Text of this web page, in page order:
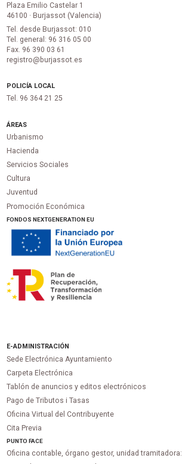
Plaza Emilio Castelar 1
46100 · Burjassot (Valencia)
Tel. desde Burjassot: 010
Tel. general: 96 316 05 00
Fax. 96 390 03 61
registro@burjassot.es
POLICÍA LOCAL
Tel. 96 364 21 25
ÁREAS
Urbanismo
Hacienda
Servicios Sociales
Cultura
Juventud
Promoción Económica
FONDOS NEXTGENERATION EU
E-ADMINISTRACIÓN
Sede Electrónica Ayuntamiento
Carpeta Electrónica
Tablón de anuncios y editos electrónicos
Pago de Tributos i Tasas
Oficina Virtual del Contribuyente
Cita Previa
PUNTOFACE
Oficina contable, órgano gestor, unidad tramitadora: